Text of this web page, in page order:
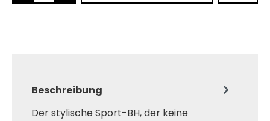
Beschreibung
Der stylische Sport-BH, der keine